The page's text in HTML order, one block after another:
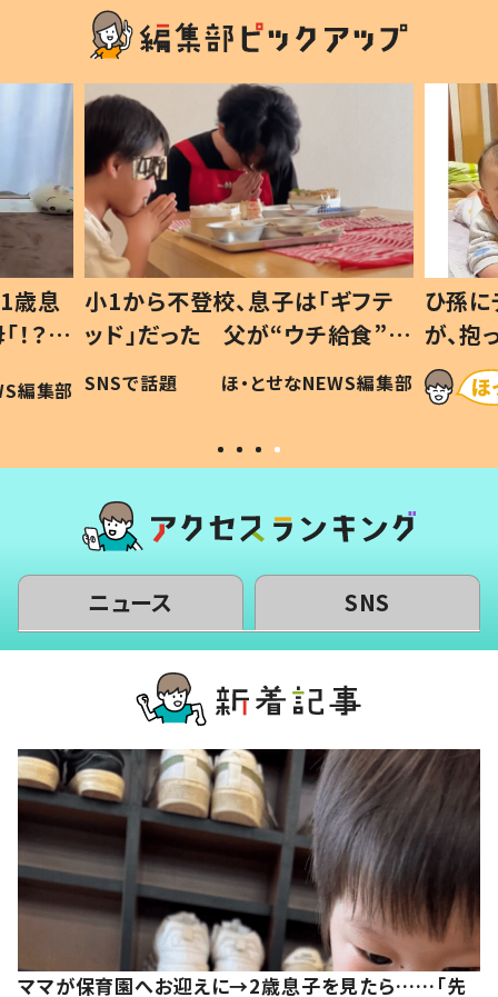
歳息
？」
編集部
小1から不登校、息子は「ギフテ
ッド」だった 父が“ウチ給食”を
作り続ける理由とは #令和の親
#令和の子
SNSで話題 ほ・とせなNEWS編集部
ひ孫
が、
「涙が
い」
ニュース SNS
ママが保育園へお迎えに→2歳息子を見たら……「先